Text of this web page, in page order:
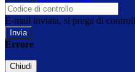
E-mail inviata, si prega di
Errore
Chiudi